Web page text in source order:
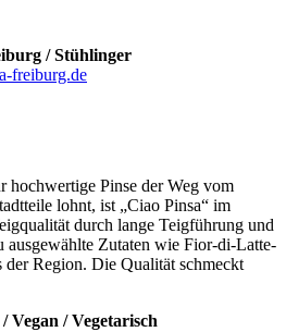
/ Stühlinger
freiburg.de
hochwertige Pinse der Weg vom
lohnt, ist „Ciao Pinsa“ im
durch lange Teigführung und
ausgewählte Zutaten wie Fior-di-Latte-
der Region. Die Qualität schmeckt
Vegan / Vegetarisch